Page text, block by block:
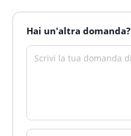
Hai un'altra domanda?